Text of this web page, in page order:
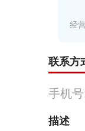
经
联系方
手机
描述